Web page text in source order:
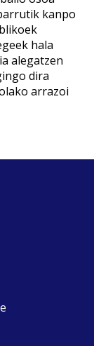
kanpo
hala
alegatzen
dira
arrazoi